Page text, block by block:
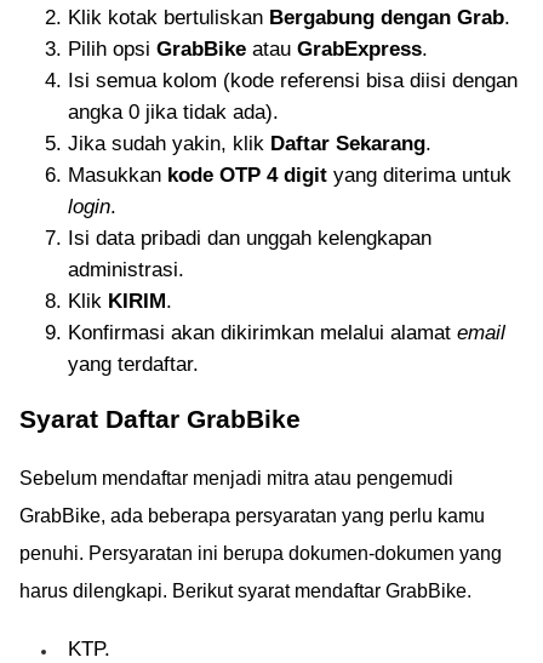
Klik kotak bertuliskan Bergabung dengan Grab.
Pilih opsi GrabBike atau GrabExpress.
Isi semua kolom (kode referensi bisa diisi dengan
angka 0 jika tidak ada).
Jika sudah yakin, klik Daftar Sekarang.
Masukkan kode OTP 4 digit yang diterima untuk
login.
Isi data pribadi dan unggah kelengkapan
administrasi.
Klik KIRIM .
Konfirmasi akan dikirimkan melalui alamat email
yang terdaftar.
Syarat Daftar GrabBike
Sebelum mendaftar menjadi mitra atau pengemudi
GrabBike, ada beberapa persyaratan yang perlu kamu
penuhi. Persyaratan ini berupa dokumen-dokumen yang
harus dilengkapi. Berikut syarat mendaftar GrabBike.
KTP.